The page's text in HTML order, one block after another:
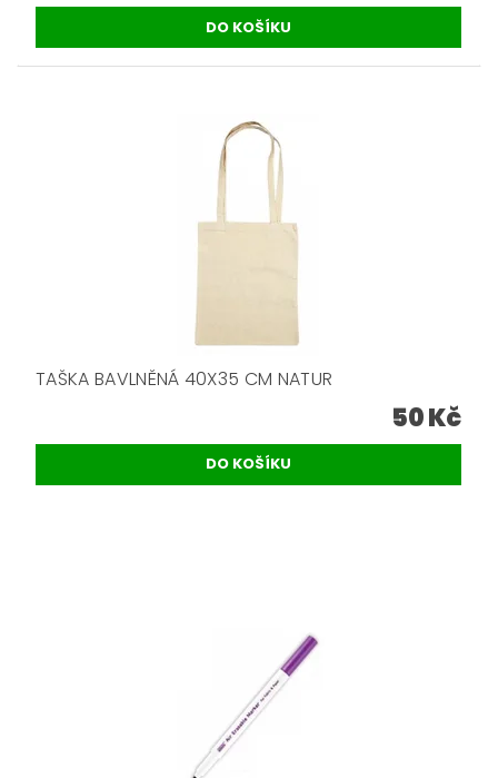
TAŠKA BAVLNĚNÁ 40X35 CM NATUR
50 Kč